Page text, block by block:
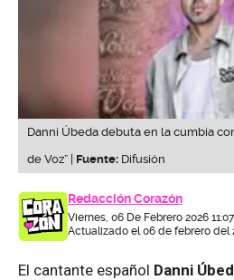
Danni Úbeda debuta en la cumbia
de Voz” | Fuente: Difusión
Redacción Corazón
Viernes, 06 De Febrero 2026
Actualizado el 06 de febrero del
El cantante español Danni